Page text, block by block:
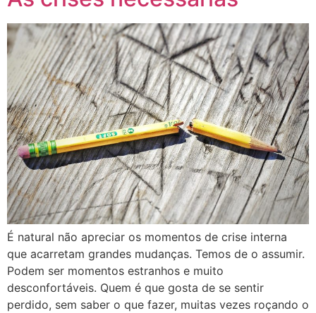
É natural não apreciar os momentos de crise interna
que acarretam grandes mudanças. Temos de o assumir.
Podem ser momentos estranhos e muito
desconfortáveis. Quem é que gosta de se sentir
perdido, sem saber o que fazer, muitas vezes roçando o